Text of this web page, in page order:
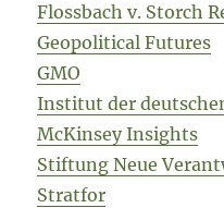
Flossbach v. Storch
Geopolitical Futures
GMO
Institut der
McKinsey Insights
Stiftung Neue
Stratfor